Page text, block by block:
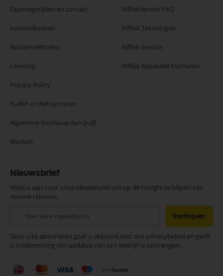
Openingstijden en contact
Verzendkosten
Betaalmethoden
Levering
Privacy Policy
Ruilen en Retourneren
Algemene Voorwaarden (pdf)
Merken
Nilfiskservice FAQ
Nilfisk Tekeningen
Nilfisk Service
Nilfisk Reparatie Formulier
Nieuwsbrief
Meld u aan voor onze nieuwsbrief om op de hoogte te blijven van
nieuwe releases.
onze
nieuwsbrief
Inschrijven
Door u te abonneren gaat u akkoord met ons privacybeleid en geeft
u toestemming om updates van ons bedrijf te ontvangen.